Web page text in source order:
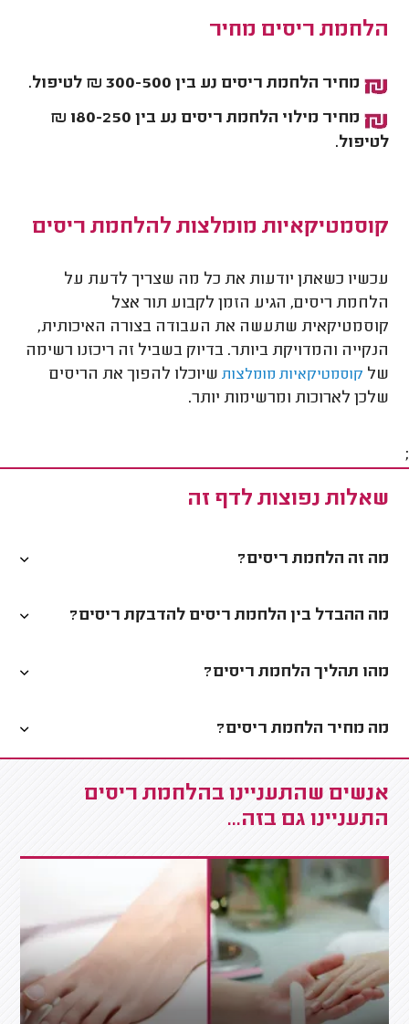
הלחמת ריסים מחיר
מחיר הלחמת ריסים נע בין 300-500 ₪ לטיפול.
מחיר מילוי הלחמת ריסים נע בין 180-250 ₪
לטיפול.
קוסמטיקאיות מומלצות להלחמת ריסים
עכשיו כשאתן יודעות את כל מה שצריך לדעת על
הלחמת ריסים, הגיע הזמן לקבוע תור אצל
קוסמטיקאית שתעשה את העבודה בצורה האיכותית,
הנקייה והמדויקת ביותר. בדיוק בשביל זה ריכזנו רשימה
של קוסמטיקאיות מומלצות שיוכלו להפוך את הריסים
שלכן לארוכות ומרשימות יותר.
;
שאלות נפוצות לדף זה
מה זה הלחמת ריסים?
מה ההבדל בין הלחמת ריסים להדבקת ריסים?
מהו תהליך הלחמת ריסים?
מה מחיר הלחמת ריסים?
אנשים שהתעניינו בהלחמת ריסים
התעניינו גם בזה...